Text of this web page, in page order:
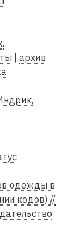
архив
одежды в
кодов) //